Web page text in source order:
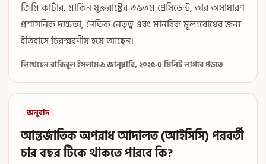
জিমি কার্টার, মার্কিন যুক্তরাষ্ট্রের ৩৯তম প্রেসিডেন্ট, তার অসাধারণ
প্রশাসনিক দক্ষতা, নৈতিক নেতৃত্ব এবং মানবিক মূল্যবোধের জন্য
ইতিহাসে চিরস্মরণীয় হয়ে আছেন।
লিখেছেন রাকিবুল ইসলাম·৯ জানুয়ারি, ২০২৫·৫ মিনিট লাগবে পড়তে
অনুবাদ
আন্তর্জাতিক অপরাধ আদালত (আইসিসি) পরবর্তী
চার বছর টিকে থাকতে পারবে কি?